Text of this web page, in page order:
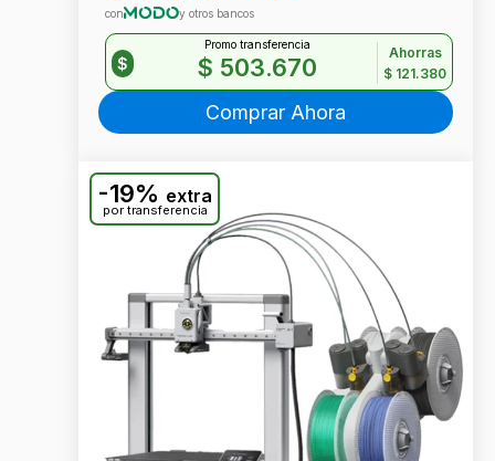
con y otros bancos
$
Promo transferencia
$ 503.670
Ahorras
$ 121.380
Comprar Ahora
-19% extra
por transferencia